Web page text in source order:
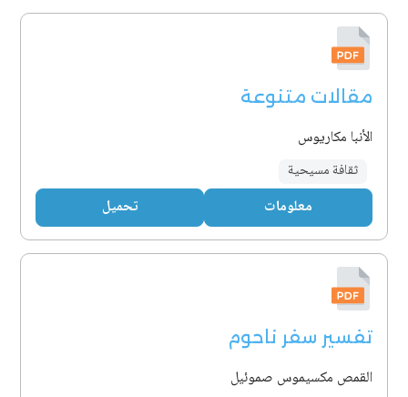
مقالات متنوعة
الأنبا مكاريوس
ثقافة مسيحية
معلومات تحميل
تفسير سفر ناحوم
القمص مكسيموس صموئيل